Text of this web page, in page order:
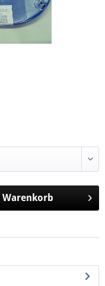
Warenkorb